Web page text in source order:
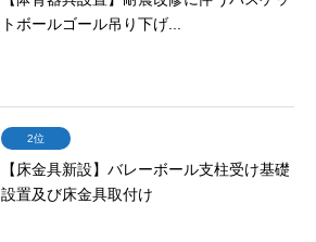
トボールゴール吊り下げ...
2位
【床金具新設】バレーボール支柱受け基礎
設置及び床金具取付け